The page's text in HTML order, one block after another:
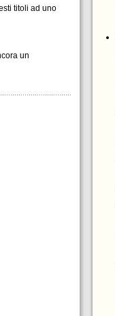
titoli ad uno
un